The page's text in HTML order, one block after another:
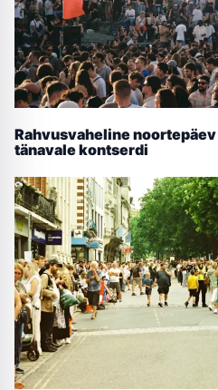
Rahvusvaheline
tänavale kontserdi